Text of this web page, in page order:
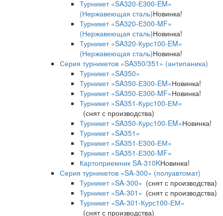
Турникет «SA320-Е300-EM»
(Нержавеющая сталь)Новинка!
Турникет «SA320-Е300-MF»
(Нержавеющая сталь)Новинка!
Турникет «SA320-Курс100-EM»
(Нержавеющая сталь)Новинка!
Серия турникетов «SA350/351» (антипаника)
Турникет «SA350»
Турникет «SA350-Е300-EM»Новинка!
Турникет «SA350-Е300-MF»Новинка!
Турникет «SA351-Курс100-ЕМ»
(снят с производства)
Турникет «SA350-Курс100-EM»Новинка!
Турникет «SA351»
Турникет «SA351-Е300-ЕМ»
Турникет «SA351-Е300-MF»
Картоприемник SA-310KНовинка!
Серия турникетов «SA-300» (полуавтомат)
Турникет «SA-300» (снят с производства)
Турникет «SA-301» (снят с производства)
Турникет «SA-301-Курс100-ЕМ»
(снят с производства)